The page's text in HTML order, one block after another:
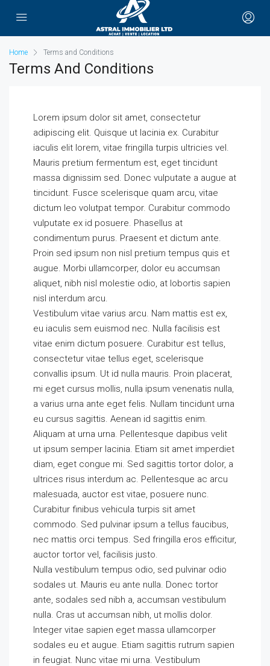
Home Terms and Conditions
Terms And Conditions
Lorem ipsum dolor sit amet, consectetur
adipiscing elit. Quisque ut lacinia ex. Curabitur
iaculis elit lorem, vitae fringilla turpis ultricies vel.
Mauris pretium fermentum est, eget tincidunt
massa dignissim sed. Donec vulputate a augue at
tincidunt. Fusce scelerisque quam arcu, vitae
dictum leo volutpat tempor. Curabitur commodo
vulputate ex id posuere. Phasellus at
condimentum purus. Praesent et dictum ante.
Proin sed ipsum non nisl pretium tempus quis et
augue. Morbi ullamcorper, dolor eu accumsan
aliquet, nibh nisl molestie odio, at lobortis sapien
nisl interdum arcu.
Vestibulum vitae varius arcu. Nam mattis est ex,
eu iaculis sem euismod nec. Nulla facilisis est
vitae enim dictum posuere. Curabitur est tellus,
consectetur vitae tellus eget, scelerisque
convallis ipsum. Ut id nulla mauris. Proin placerat,
mi eget cursus mollis, nulla ipsum venenatis nulla,
a varius urna ante eget felis. Nullam tincidunt urna
eu cursus sagittis. Aenean id sagittis enim.
Aliquam at urna urna. Pellentesque dapibus velit
ut ipsum semper lacinia. Etiam sit amet imperdiet
diam, eget congue mi. Sed sagittis tortor dolor, a
ultrices risus interdum ac. Pellentesque ac arcu
malesuada, auctor est vitae, posuere nunc.
Curabitur finibus vehicula turpis sit amet
commodo. Sed pulvinar ipsum a tellus faucibus,
nec mattis orci tempus. Sed fringilla eros efficitur,
auctor tortor vel, facilisis justo.
Nulla vestibulum tempus odio, sed pulvinar odio
sodales ut. Mauris eu ante nulla. Donec tortor
ante, sodales sed nibh a, accumsan vestibulum
nulla. Cras ut accumsan nibh, ut mollis dolor.
Integer vitae sapien eget massa ullamcorper
sodales eu et augue. Etiam sagittis rutrum sapien
in feugiat. Nunc vitae mi urna. Vestibulum